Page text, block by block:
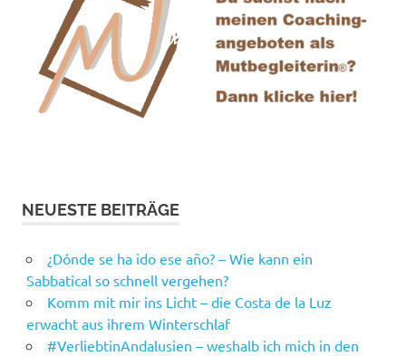
NEUESTE BEITRÄGE
¿Dónde se ha ido ese año? – Wie kann ein
Sabbatical so schnell vergehen?
Komm mit mir ins Licht – die Costa de la Luz
erwacht aus ihrem Winterschlaf
#VerliebtinAndalusien – weshalb ich mich in den